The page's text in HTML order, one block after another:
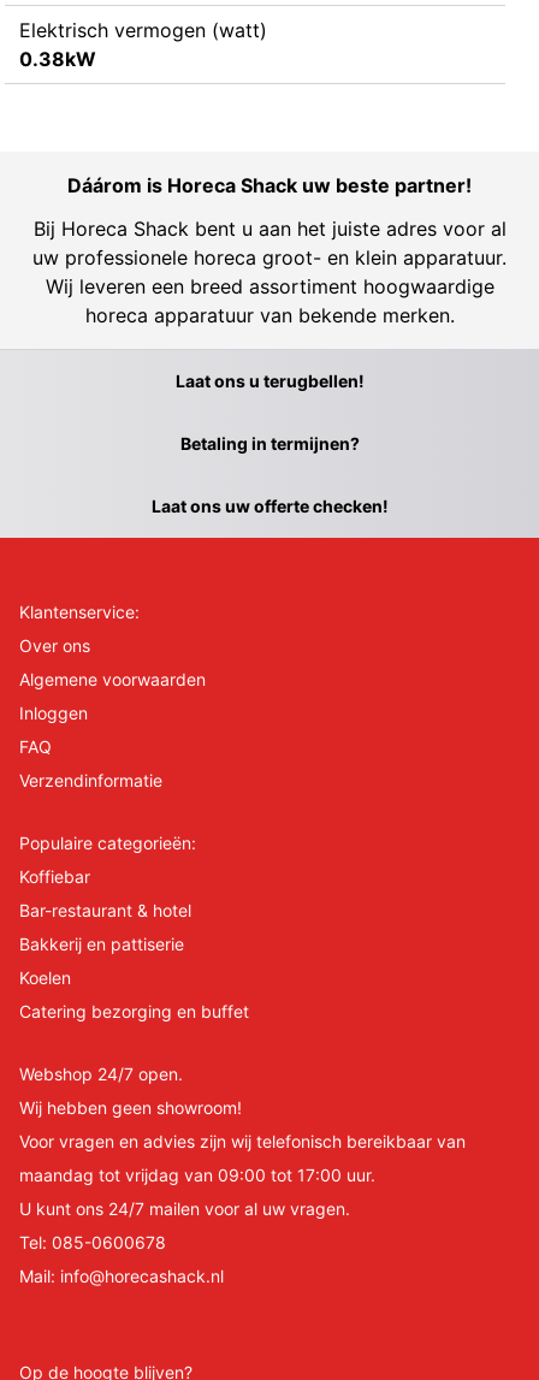
Elektrisch vermogen (watt)
0.38kW
Dáárom is Horeca Shack uw beste partner!
Bij Horeca Shack bent u aan het juiste adres voor al
uw professionele horeca groot- en klein apparatuur.
Wij leveren een breed assortiment hoogwaardige
horeca apparatuur van bekende merken.
Laat ons u terugbellen!
Betaling in termijnen?
Laat ons uw offerte checken!
Klantenservice:
Over ons
Algemene voorwaarden
Inloggen
FAQ
Verzendinformatie
Populaire categorieën:
Koffiebar
Bar-restaurant & hotel
Bakkerij en pattiserie
Koelen
Catering bezorging en buffet
Webshop 24/7 open.
Wij hebben geen showroom!
Voor vragen en advies zijn wij telefonisch bereikbaar van
maandag tot vrijdag van 09:00 tot 17:00 uur.
U kunt ons 24/7 mailen voor al uw vragen.
Tel: 085-0600678
Mail: info@horecashack.nl
Op de hoogte blijven?